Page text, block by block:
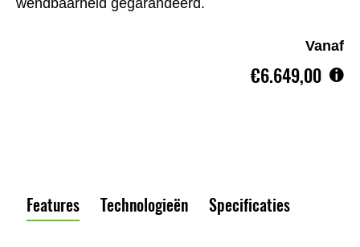
wendbaarheid gegarandeerd.
Vanaf
€6.649,00
Features Technologieën Specificaties